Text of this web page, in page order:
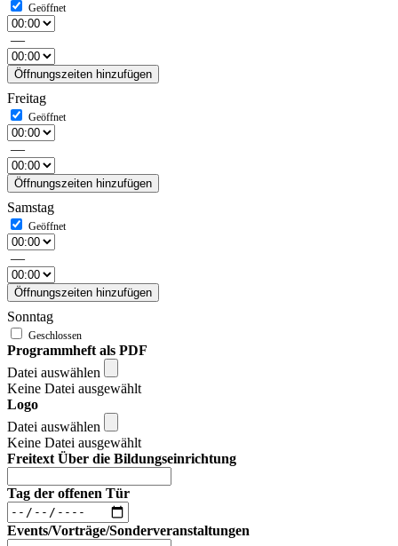
—
Öffnungszeiten hinzufügen
Freitag
—
Öffnungszeiten hinzufügen
Samstag
—
Öffnungszeiten hinzufügen
Sonntag
Programmheft als PDF
Datei auswählen
Keine Datei ausgewählt
Logo
Datei auswählen
Keine Datei ausgewählt
Freitext Über die Bildungseinrichtung
Tag der offenen Tür
Events/Vorträge/Sonderveranstaltungen